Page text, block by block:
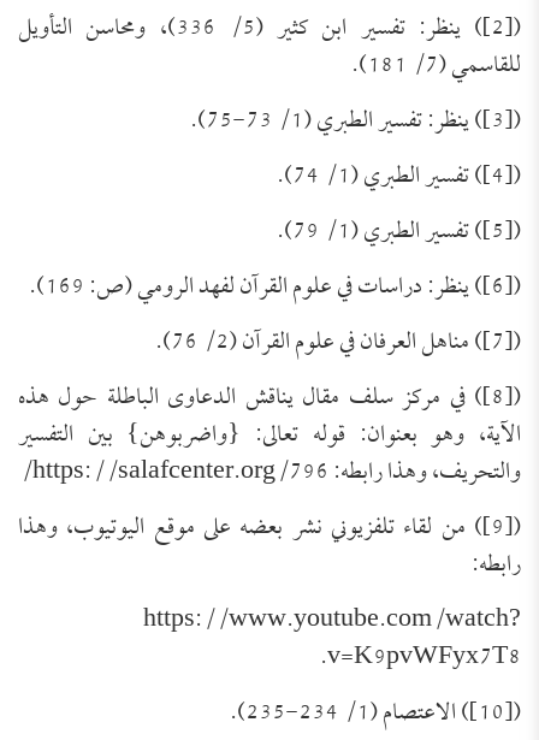
([2]) ينظر: تفسير ابن كثير (5/ 336)، ومحاسن التأويل
للقاسمي (7/ 181).
([3]) ينظر: تفسير الطبري (1/ 73-75).
([4]) تفسير الطبري (1/ 74).
([5]) تفسير الطبري (1/ 79).
([6]) ينظر: دراسات في علوم القرآن لفهد الرومي (ص: 169).
([7]) مناهل العرفان في علوم القرآن (2/ 76).
([8]) في مركز سلف مقال يناقش الدعاوى الباطلة حول هذه
الآية، وهو بعنوان: قوله تعالى: {واضربوهن} بين التفسير
والتحريف، وهذا رابطه: https://salafcenter.org/796/
([9]) من لقاء تلفزيوني نشر بعضه على موقع اليوتيوب، وهذا
رابطه:
https://www.youtube.com/watch?
v=K9pvWFyx7T8.
([10]) الاعتصام (1/ 234-235).